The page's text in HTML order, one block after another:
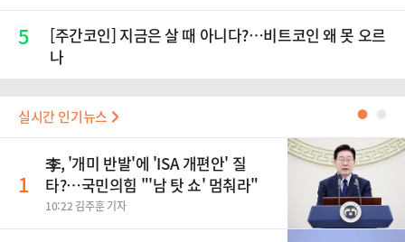
5
[주간코인] 지금은 살 때 아니다?…비트코인 왜 못 오르
나
실시간 인기뉴스 ●
1
李, '개미 반발'에 'ISA 개편안' 질
타?…국민의힘 "'남 탓 쇼' 멈춰라"
10:22 김주훈 기자